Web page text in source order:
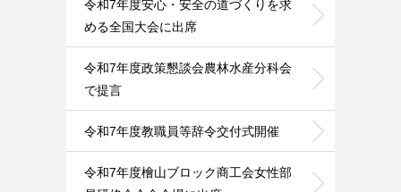
令和7年度安心・安全の道づくりを求
める全国大会に出席
令和7年度政策懇談会農林水産分科会
で提言
令和7年度教職員等辞令交付式開催
令和7年度檜山ブロック商工会女性部